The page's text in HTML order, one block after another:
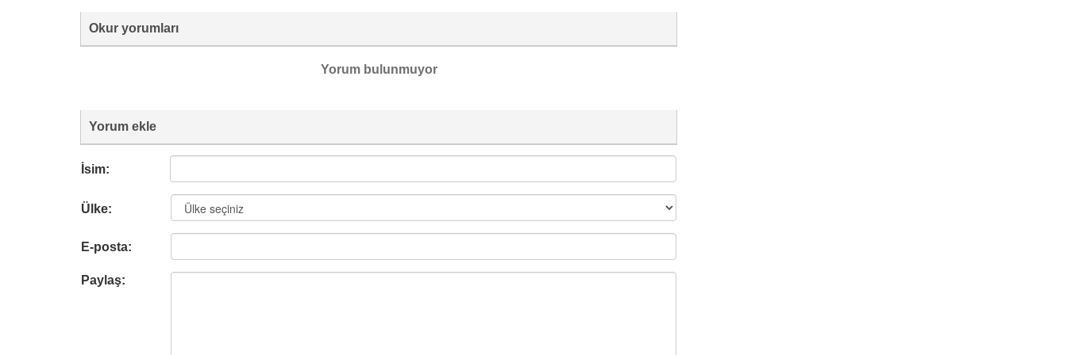
Okur yorumları
Yorum bulunmuyor
Yorum ekle
İsim:
Ülke:
E-posta:
Paylaş: